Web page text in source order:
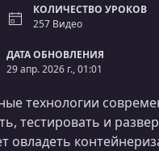
КОЛИЧЕСТВО УРОКОВ
257 Видео
ДАТА ОБНОВЛЕНИЯ
29 апр. 2026 г., 01:01
технологии
тестировать и
овладеть